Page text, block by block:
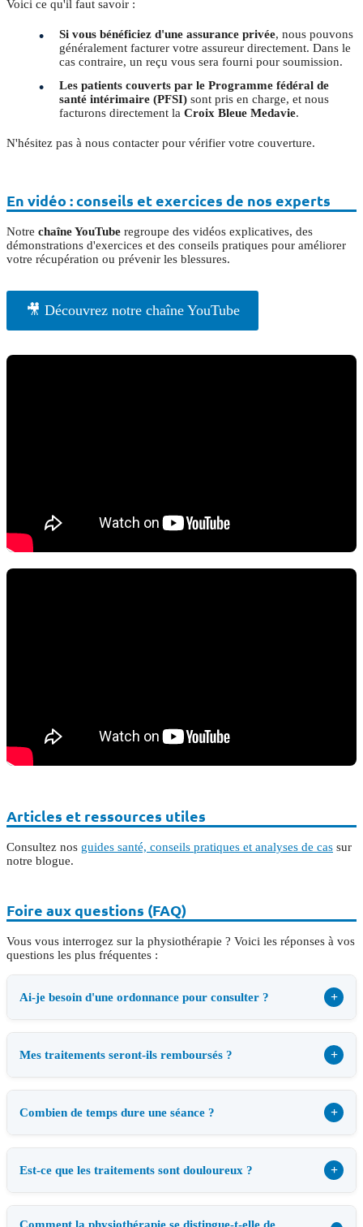
Voici ce qu'il faut savoir :
Si vous bénéficiez d'une assurance privée, nous pouvons
généralement facturer votre assureur directement. Dans le
cas contraire, un reçu vous sera fourni pour soumission.
Les patients couverts par le Programme fédéral de
santé intérimaire (PFSI) sont pris en charge, et nous
facturons directement la Croix Bleue Medavie.
N'hésitez pas à nous contacter pour vérifier votre couverture.
En vidéo : conseils et exercices de nos experts
Notre chaîne YouTube regroupe des vidéos explicatives, des
démonstrations d'exercices et des conseils pratiques pour améliorer
votre récupération ou prévenir les blessures.
🎥 Découvrez notre chaîne YouTube
Articles et ressources utiles
Consultez nos guides santé, conseils pratiques et analyses de cas sur
notre blogue.
Foire aux questions (FAQ)
Vous vous interrogez sur la physiothérapie ? Voici les réponses à vos
questions les plus fréquentes :
Ai-je besoin d'une ordonnance pour consulter ? +
Mes traitements seront-ils remboursés ? +
Combien de temps dure une séance ? +
Est-ce que les traitements sont douloureux ? +